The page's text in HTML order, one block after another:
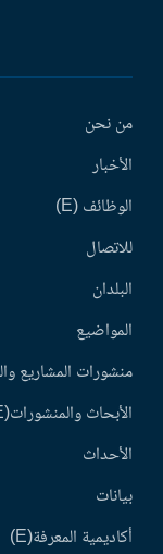
من نحن
الأخبار
الوظائف (E)
للاتصال
البلدان
المواضيع
منشورات المشاريع
الأبحاث والمنشورات(E)
الأحداث
بيانات
أكاديمية المعرفة(E)